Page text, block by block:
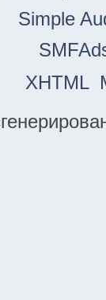
Simple
XHTML